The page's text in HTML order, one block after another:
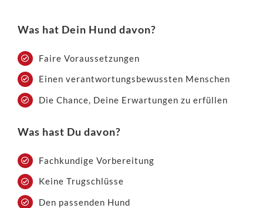
Was hat Dein Hund davon?
Faire Voraussetzungen
Einen verantwortungsbewussten Menschen
Die Chance, Deine Erwartungen zu erfüllen
Was hast Du davon?
Fachkundige Vorbereitung
Keine Trugschlüsse
Den passenden Hund